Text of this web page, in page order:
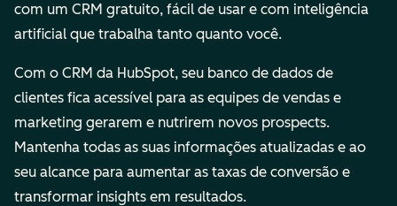
com um CRM gratuito, fácil de usar e com inteligência
artificial que trabalha tanto quanto você.
Com o CRM da HubSpot, seu banco de dados de
clientes fica acessível para as equipes de vendas e
marketing gerarem e nutrirem novos prospects.
Mantenha todas as suas informações atualizadas e ao
seu alcance para aumentar as taxas de conversão e
transformar insights em resultados.